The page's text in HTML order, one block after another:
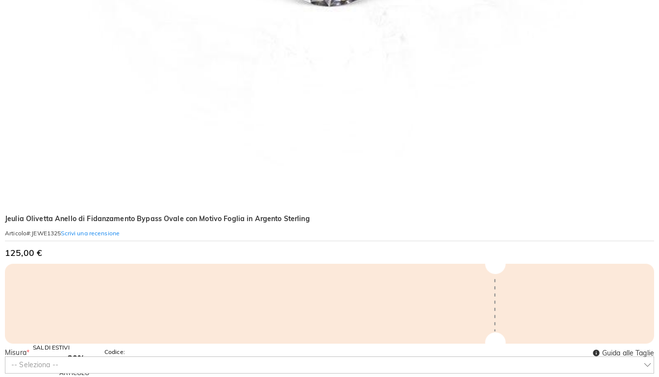
Jeulia Olivetta Anello di Fidanzamento Bypass Ovale con Motivo Foglia in Argento Sterling
Articolo#: JEWE1325Scrivi una recensione
125,00 €
SALDI ESTIVI
-10%
SU TUTTO
-30%
ARTICOLO
Codice:
SUMMER
Misura*
-- Seleziona --
Guida alle Taglie